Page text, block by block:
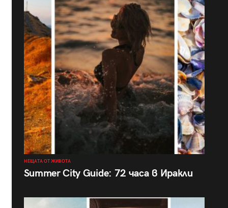
НЕЩАТА ОТ ЖИВОТА
Summer City Guide: 72 часа в Иракли